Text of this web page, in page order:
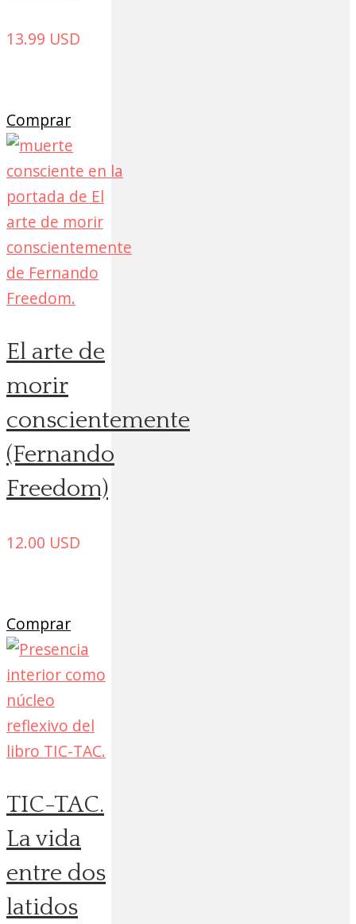
13.99 USD
Comprar
El arte de
morir
conscientemente
(Fernando
Freedom)
12.00 USD
Comprar
TIC-TAC.
La vida
entre dos
latidos